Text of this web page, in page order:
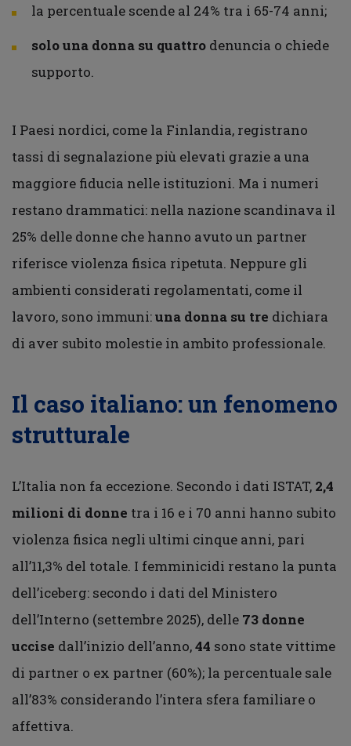
la percentuale scende al 24% tra i 65-74 anni;
solo una donna su quattro denuncia o chiede
supporto.
I Paesi nordici, come la Finlandia, registrano
tassi di segnalazione più elevati grazie a una
maggiore fiducia nelle istituzioni. Ma i numeri
restano drammatici: nella nazione scandinava il
25% delle donne che hanno avuto un partner
riferisce violenza fisica ripetuta. Neppure gli
ambienti considerati regolamentati, come il
lavoro, sono immuni:una donna su tre dichiara
di aver subito molestie in ambito professionale.
Il caso italiano: un fenomeno
strutturale
L’Italia non fa eccezione. Secondo i dati ISTAT, 2,4
milioni di donne tra i 16 e i 70 anni hanno subito
violenza fisica negli ultimi cinque anni, pari
all’11,3% del totale. I femminicidi restano la punta
dell’iceberg: secondo i dati del Ministero
dell’Interno (settembre 2025), delle 73 donne
uccise dall’inizio dell’anno,44 sono state vittime
di partner o ex partner (60%); la percentuale sale
all’83% considerando l’intera sfera familiare o
affettiva.